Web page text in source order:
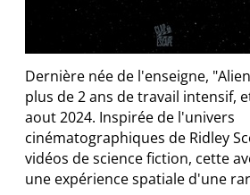
Dernière née de l'enseigne,
plus de 2 ans de travail intensif,
aout 2024. Inspirée de l'univers
cinématographiques de Ridley
vidéos de science fiction, cette
une expérience spatiale d'une